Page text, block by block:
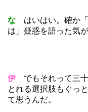
な はいはい。確か
は」疑惑を語った気が
伊 でもそれって三
とれる選択肢もぐっ
て思うんだ。